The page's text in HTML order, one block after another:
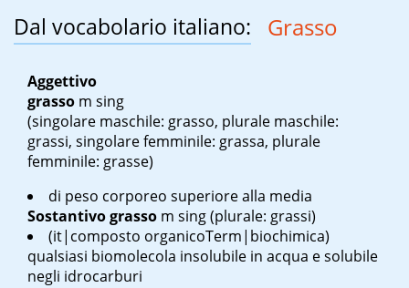
Dal vocabolario italiano: Grasso
Aggettivo
grasso m sing
(singolare maschile: grasso, plurale maschile:
grassi, singolare femminile: grassa, plurale
femminile: grasse)
di peso corporeo superiore alla media
Sostantivograsso m sing(plurale: grassi)
(it|composto organicoTerm|biochimica)
qualsiasi biomolecola insolubile in acqua e solubile
negli idrocarburi